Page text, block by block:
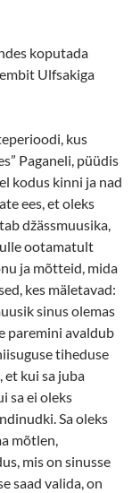
koputada
Ulfsakiga
kus
Paganeli, püüdis
kodus kinni ja nad
ees, et oleks
džässmuusika,
ootamatult
ja mõtteid, mida
kes mäletavad:
sinus olemas
paremini avaldub
tiheduse
kui sa juba
sa ei oleks
Sa oleks
mõtlen,
mis on sinusse
saad valida, on